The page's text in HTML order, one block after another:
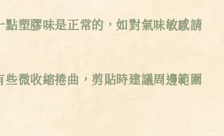
塑膠味是正常的，如對氣味敏感請
微收縮捲曲，剪貼時建議周邊範圍